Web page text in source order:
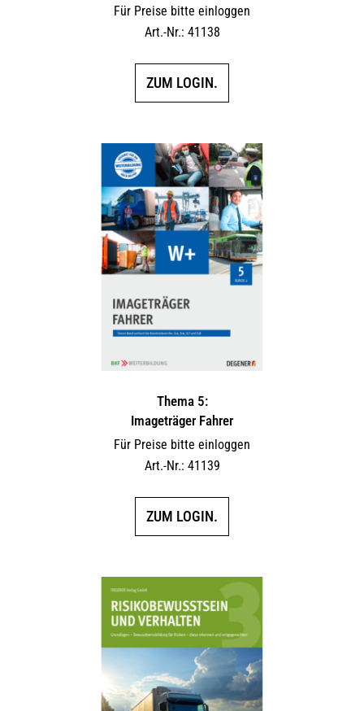
Für Preise bitte einloggen
Art.-Nr.: 41138
ZUM LOGIN.
Thema 5:
Imageträger Fahrer
Für Preise bitte einloggen
Art.-Nr.: 41139
ZUM LOGIN.